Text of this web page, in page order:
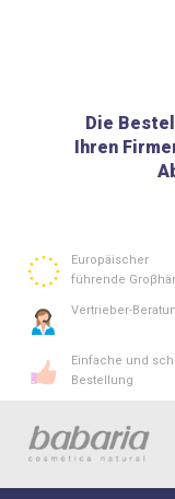
Die
Ihren
Europäischer
führende
Vertrieber-
Einfache und
Bestellung